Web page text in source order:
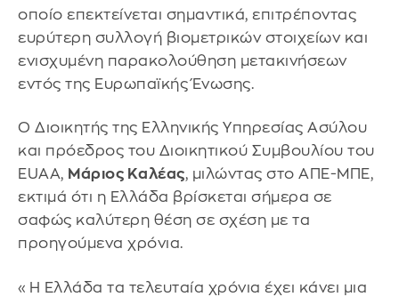
οποίο επεκτείνεται σημαντικά, επιτρέποντας
ευρύτερη συλλογή βιομετρικών στοιχείων και
ενισχυμένη παρακολούθηση μετακινήσεων
εντός της Ευρωπαϊκής Ένωσης.
Ο Διοικητής της Ελληνικής Υπηρεσίας Ασύλου
και πρόεδρος του Διοικητικού Συμβουλίου του
EUAA, Μάριος Καλέας, μιλώντας στο ΑΠΕ-ΜΠΕ,
εκτιμά ότι η Ελλάδα βρίσκεται σήμερα σε
σαφώς καλύτερη θέση σε σχέση με τα
προηγούμενα χρόνια.
«Η Ελλάδα τα τελευταία χρόνια έχει κάνει μια